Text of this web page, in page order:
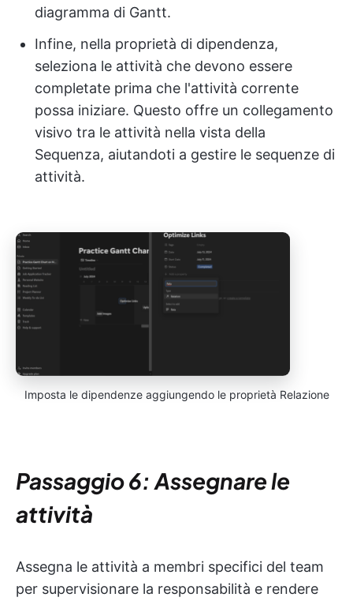
diagramma di Gantt.
Infine, nella proprietà di dipendenza,
seleziona le attività che devono essere
completate prima che l'attività corrente
possa iniziare. Questo offre un collegamento
visivo tra le attività nella vista della
Sequenza, aiutandoti a gestire le sequenze di
attività.
Imposta le dipendenze aggiungendo le proprietà Relazione
Passaggio 6: Assegnare le
attività
Assegna le attività a membri specifici del team
per supervisionare la responsabilità e rendere